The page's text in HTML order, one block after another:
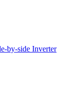
by-side Inverter